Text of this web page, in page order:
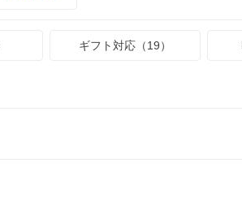
ギフト対応（19）